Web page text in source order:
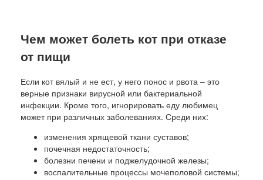
Чем может болеть кот при отказе
от пищи
Если кот вялый и не ест, у него понос и рвота – это
верные признаки вирусной или бактериальной
инфекции. Кроме того, игнорировать еду любимец
может при различных заболеваниях. Среди них:
изменения хрящевой ткани суставов;
почечная недостаточность;
болезни печени и поджелудочной железы;
воспалительные процессы мочеполовой системы;